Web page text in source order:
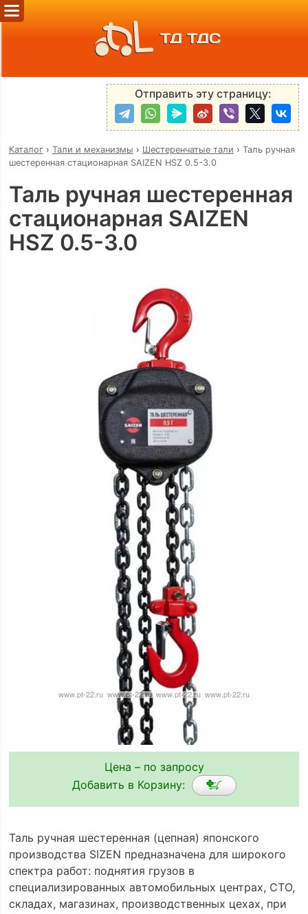
ТД ТДС
Отправить эту страницу:
Каталог› Тали и механизмы › Шестеренчатые тали › Таль ручная
шестеренная стационарная SAIZEN HSZ 0.5-3.0
Таль ручная шестеренная
стационарная SAIZEN
HSZ 0.5-3.0
Цена – по запросу
Добавить в Корзину:
Таль ручная шестеренная (цепная) японского
производства SIZEN предназначена для широкого
спектра работ: поднятия грузов в
специализированных автомобильных центрах, СТО,
складах, магазинах, производственных цехах, при